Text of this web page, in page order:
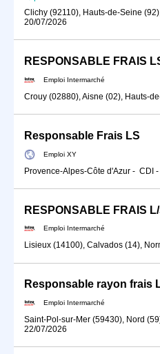
Clichy (92110), Hauts-de-Seine
20/07/2026
RESPONSABLE FRAIS
Emploi Intermarché
Crouy (02880), Aisne (02), Hauts-
Responsable Frais LS
Emploi XY
Provence-Alpes-Côte d'Azur - CDI -
RESPONSABLE FRAIS
Emploi Intermarché
Lisieux (14100), Calvados (14),
Responsable rayon frais
Emploi Intermarché
Saint-Pol-sur-Mer (59430), Nord
22/07/2026